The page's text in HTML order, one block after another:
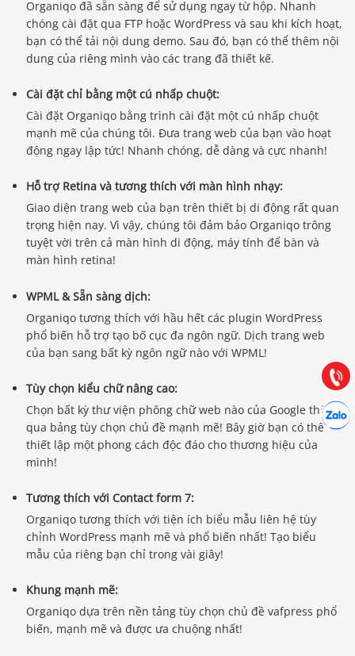
Organiqo đã sẵn sàng để sử dụng ngay từ hộp. Nhanh
chóng cài đặt qua FTP hoặc WordPress và sau khi kích hoạt,
bạn có thể tải nội dung demo. Sau đó, bạn có thể thêm nội
dung của riêng mình vào các trang đã thiết kế.
Cài đặt chỉ bằng một cú nhấp chuột:
Cài đặt Organiqo bằng trình cài đặt một cú nhấp chuột
mạnh mẽ của chúng tôi. Đưa trang web của bạn vào hoạt
động ngay lập tức! Nhanh chóng, dễ dàng và cực nhanh!
Hỗ trợ Retina và tương thích với màn hình nhạy:
Giao diện trang web của bạn trên thiết bị di động rất quan
trọng hiện nay. Vì vậy, chúng tôi đảm bảo Organiqo trông
tuyệt vời trên cả màn hình di động, máy tính để bàn và
màn hình retina!
WPML & Sẵn sàng dịch:
Organiqo tương thích với hầu hết các plugin WordPress
phổ biến hỗ trợ tạo bố cục đa ngôn ngữ. Dịch trang web
của bạn sang bất kỳ ngôn ngữ nào với WPML!
Tùy chọn kiểu chữ nâng cao:
Chọn bất kỳ thư viện phông chữ web nào của Google thông
qua bảng tùy chọn chủ đề mạnh mẽ! Bây giờ bạn có thể
thiết lập một phong cách độc đáo cho thương hiệu của
mình!
Tương thích với Contact form 7:
Organiqo tương thích với tiện ích biểu mẫu liên hệ tùy
chỉnh WordPress mạnh mẽ và phổ biến nhất! Tạo biểu
mẫu của riêng bạn chỉ trong vài giây!
Khung mạnh mẽ:
Organiqo dựa trên nền tảng tùy chọn chủ đề vafpress phổ
biến, mạnh mẽ và được ưa chuộng nhất!
Gọi
Hướng dẫn & Hỗ trợ:
(028) 22.166.144
Chát
Hợp tác